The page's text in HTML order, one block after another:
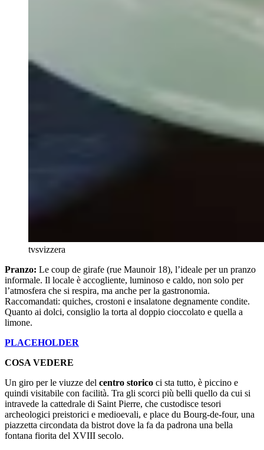
tvsvizzera
Pranzo: Le coup de girafe (rue Maunoir 18), l’ideale per un pranzo
informale. Il locale è accogliente, luminoso e caldo, non solo per
l’atmosfera che si respira, ma anche per la gastronomia.
Raccomandati: quiches, crostoni e insalatone degnamente condite.
Quanto ai dolci, consiglio la torta al doppio cioccolato e quella a
limone.
PLACEHOLDER
COSA VEDERE
Un giro per le viuzze del centro storico ci sta tutto, è piccino e
quindi visitabile con facilità. Tra gli scorci più belli quello da cui si
intravede la cattedrale di Saint Pierre, che custodisce tesori
archeologici preistorici e medioevali, e place du Bourg-de-four, una
piazzetta circondata da bistrot dove la fa da padrona una bella
fontana fiorita del XVIII secolo.